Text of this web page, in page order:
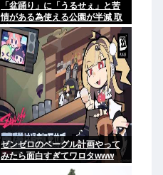
「盆踊り」に「うるせぇ」と苦
情がある為使える公園が半減 取
材ではうるさいと答える住民は
おらず こどおじみたいのが電話
してんだろな
ゼンゼロのベーグル計画やって
みたら面白すぎてワロタwww